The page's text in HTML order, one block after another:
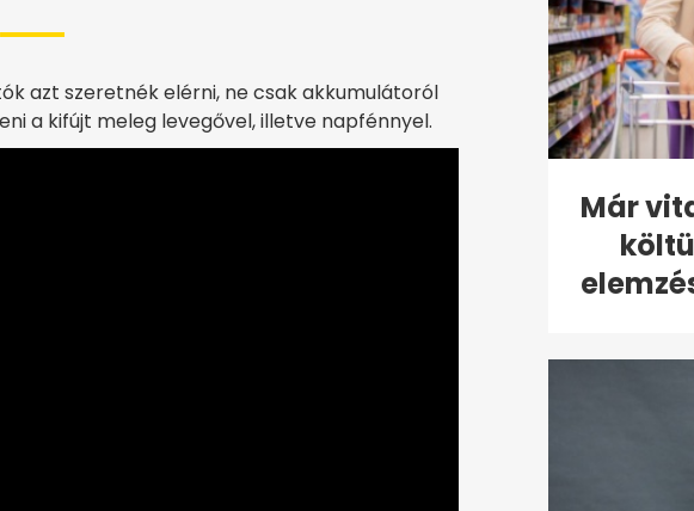
azt szeretnék elérni, ne csak akkumulátoról
a kifújt meleg levegővel, illetve napfénnyel.
Már